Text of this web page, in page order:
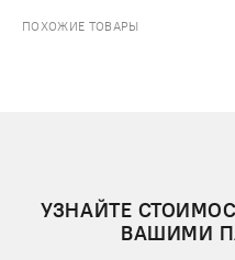
ПОХОЖИЕ ТОВАРЫ
УЗНАЙТЕ
ВАШИМИ